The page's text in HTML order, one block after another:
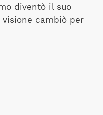
diventò il suo
cambiò per